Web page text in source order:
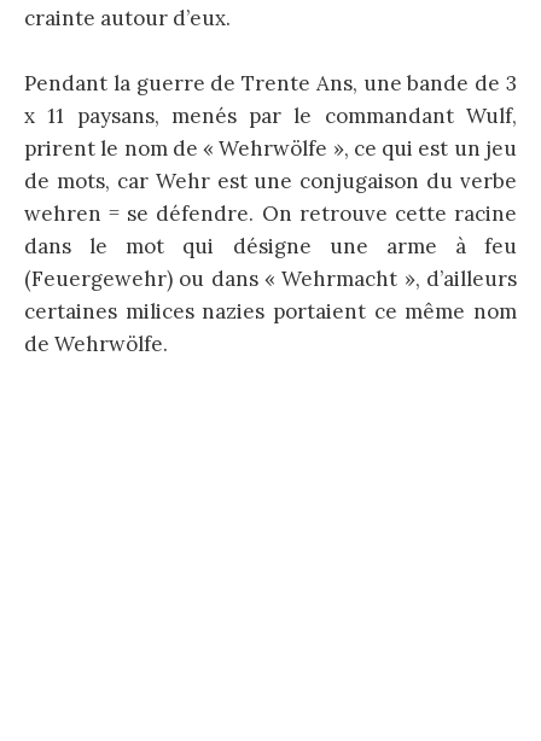
crainte autour d’eux.
Pendant la guerre de Trente Ans, une bande de 3
x 11 paysans, menés par le commandant Wulf,
prirent le nom de « Wehrwölfe », ce qui est un jeu
de mots, car Wehr est une conjugaison du verbe
wehren = se défendre. On retrouve cette racine
dans le mot qui désigne une arme à feu
(Feuergewehr) ou dans « Wehrmacht », d’ailleurs
certaines milices nazies portaient ce même nom
de Wehrwölfe.